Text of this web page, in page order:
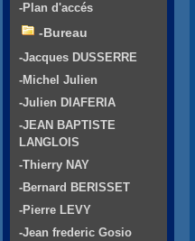
-Plan d'accés
-Bureau
-Jacques DUSSERRE
-Michel Julien
-Julien DIAFERIA
-JEAN BAPTISTE
LANGLOIS
-Thierry NAY
-Bernard BERISSET
-Pierre LEVY
-Jean frederic Gosio